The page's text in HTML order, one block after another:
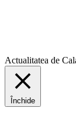
Actualitatea de
Închide